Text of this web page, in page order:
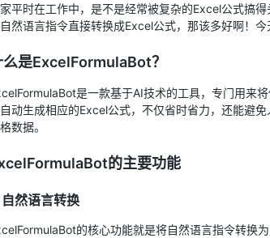
平时在工作中，是不是经常被复杂的Excel公式搞
然语言指令直接转换成Excel公式，那该多好啊！
么是ExcelFormulaBot？
是一款基于AI技术的工具，专门用来
动生成相应的Excel公式，不仅省时省力，还能避
数据。
的主要功能
自然语言转换
的核心功能就是将自然语言指令转换